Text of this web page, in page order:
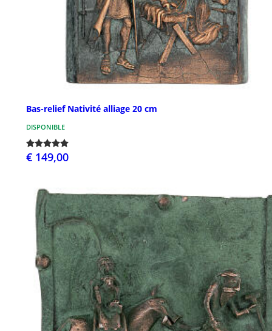
Bas-relief Nativité alliage 20 cm
DISPONIBLE
€ 149,00